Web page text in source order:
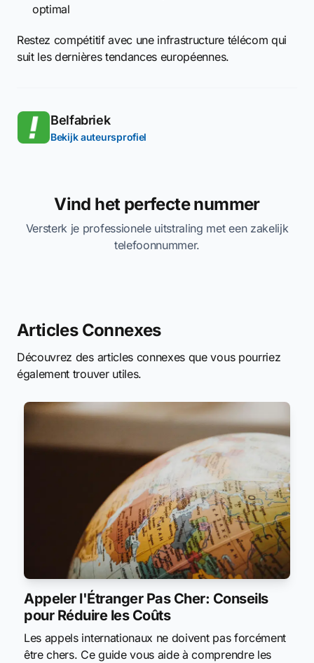
optimal
Restez compétitif avec une infrastructure télécom qui
suit les dernières tendances européennes.
Belfabriek
Bekijk auteursprofiel
Vind het perfecte nummer
Versterk je professionele uitstraling met een zakelijk
telefoonnummer.
Articles Connexes
Découvrez des articles connexes que vous pourriez
également trouver utiles.
Appeler l'Étranger Pas Cher: Conseils
pour Réduire les Coûts
Les appels internationaux ne doivent pas forcément
être chers. Ce guide vous aide à comprendre les